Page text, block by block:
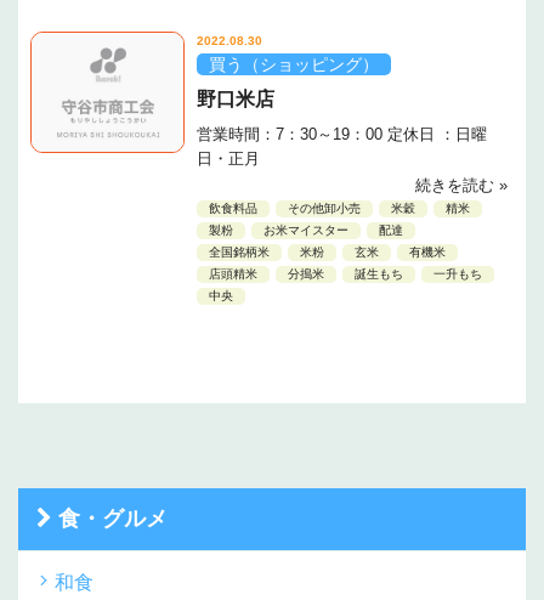
2022.08.30
買う（ショッピング）
野口米店
営業時間：7：30～19：00 定休日 ：日曜
日・正月
続きを読む »
飲食料品 その他卸小売 米穀
精米
製粉
お米マイスター
配達
全国銘柄米
米粉 玄米
有機米
店頭精米
分搗米 誕生もち
一升もち
中央
食・グルメ
和食